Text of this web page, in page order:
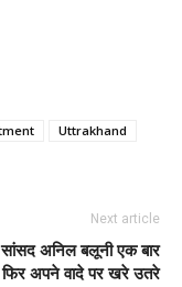
Uttrakhand
Next article
सांसद अनिल बलूनी एक बार
फिर अपने वादे पर खरे उतरे